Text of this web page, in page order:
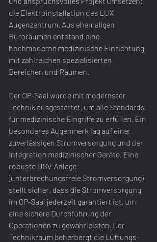
die Elektroinstallation des LUX
Augenzentrum. Aus ehemaligen
Büroräumen entstand eine
hochmoderne medizinische Einrichtung
mit zahlreichen spezialisierten
Bereichen und Räumen.
Der OP-Saal wurde mit modernster
Technik ausgestattet, um alle Standards
für medizinische Eingriffe zu erfüllen. Ein
besonderes Augenmerk lag auf einer
zuverlässigen Stromversorgung und der
Integration medizinischer Geräte. Eine
robuste USV-Anlage
(unterbrechungsfreie Stromversorgung)
stellt sicher, dass die Stromversorgung
im OP-Saal jederzeit garantiert ist, um
eine sichere Durchführung der
Operationen zu gewährleisten. Der
Technikraum beherbergt die Lüftungs-